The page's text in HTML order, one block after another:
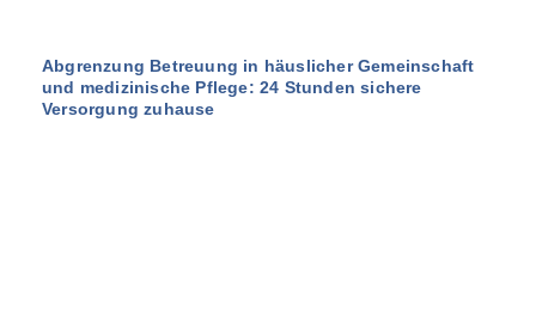
Abgrenzung Betreuung in häuslicher Gemeinschaft
und medizinische Pflege: 24 Stunden sichere
Versorgung zuhause